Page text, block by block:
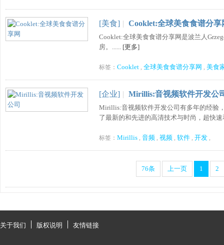
[美食] | Cooklet:全球美食食谱分享
Cooklet:全球美食食谱分享网是波兰人
房。...... [更多]
标签： Cooklet , 全球美食食谱分享网 , 美食
[企业] | Mirillis:音视频软件开发公
Mirillis:音视频软件开发公司有多年的经验
了最新的和先进的高清技术与时尚，超快
标签： Mirillis , 音频 , 视频 , 软件 , 开发 ,
76条 上一页 1 2
关于我们 版权说明 友情链接